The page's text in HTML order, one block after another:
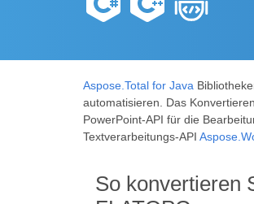
Aspose.Total for Java
automatisieren. Das
PowerPoint-API für die
Textverarbeitungs-API
So konvertieren